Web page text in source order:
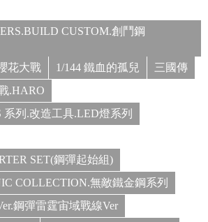
CUSTOM.創鬥鋼
花大戰 1/144 鐵血的孤兒
三國傳
.HARO
系列.改造工具.LED燈系列
SET(鋼彈起始組)
COLLECTION.無敵鐵金鋼系列
鋼彈雷霆宙域戰線Ver